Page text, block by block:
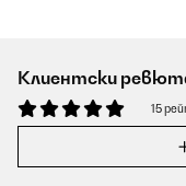
Клиентски
15